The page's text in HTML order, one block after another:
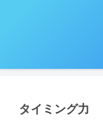
タイミング力